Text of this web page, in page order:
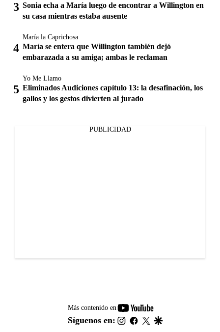
Sonia echa a María luego de encontrar a Willington en
su casa mientras estaba ausente
María la Caprichosa
María se entera que Willington también dejó
embarazada a su amiga; ambas le reclaman
Yo Me Llamo
Eliminados Audiciones capítulo 13: la desafinación, los
gallos y los gestos divierten al jurado
PUBLICIDAD
Más contenido en
youtube-
footer
Síguenos en: instagram
facebook
twitter